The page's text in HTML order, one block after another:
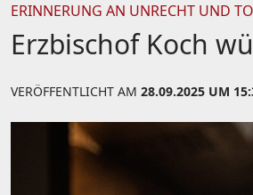
ERINNERUNG AN UNRECHT UND
Erzbischof Koch
VERÖFFENTLICHT AM 28.09.2025 UM